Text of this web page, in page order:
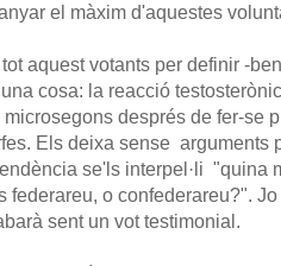
el màxim d'aquestes
aquest votants per definir -
cosa: la reacció
microsegons després de fer-se
Els deixa sense arguments
se'ls interpel·li "quina
federareu, o confederareu?".
sent un vot testimonial.